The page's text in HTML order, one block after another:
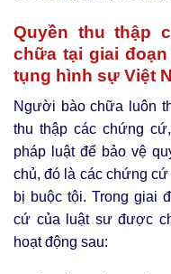
Quyền thu thập
chữa tại giai
tụng hình sự Việt
Người bào chữa luôn
thu thập các chứng
pháp luật để bảo vệ
chủ, đó là các chứng
bị buộc tội. Trong giai
cứ của luật sư được
hoạt động sau: